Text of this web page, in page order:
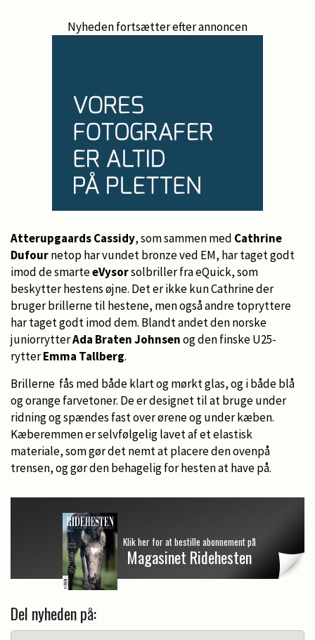
Nyheden fortsætter efter annoncen
Atterupgaards Cassidy, som sammen med Cathrine
Dufournetop har vundet bronze ved EM, har taget godt
imod de smarteeVysorsolbriller fra eQuick, som
beskytter hestens øjne. Det er ikke kun Cathrine der
bruger brillerne til hestene, men også andre topryttere
har taget godt imod dem. Blandt andet den norske
juniorrytterAda Braten Johnsenog den finske U25-
rytterEmma Tallberg.
Brillerne fås med både klart og mørkt glas, og i både blå
og orange farvetoner. De er designet til at bruge under
ridning og spændes fast over ørene og under kæben.
Kæberemmen er selvfølgelig lavet af et elastisk
materiale, som gør det nemt at placere den ovenpå
trensen, og gør den behagelig for hesten at have på.
Klik her for at bestille abonnement på
Magasinet Ridehesten
Del nyheden på: